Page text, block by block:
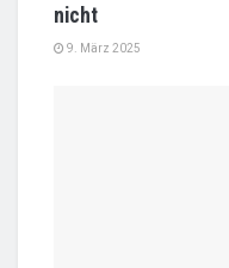
nicht
9. März 2025